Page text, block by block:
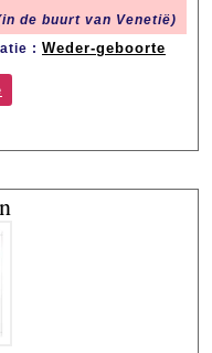
de buurt van Venetië)
: Weder-geboorte